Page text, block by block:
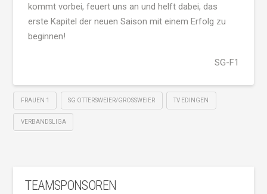
kommt vorbei, feuert uns an und helft dabei, das
erste Kapitel der neuen Saison mit einem Erfolg zu
beginnen!
SG-F1
FRAUEN 1 SG OTTERSWEIER/GROSSWEIER TV EDINGEN
VERBANDSLIGA
TEAMSPONSOREN